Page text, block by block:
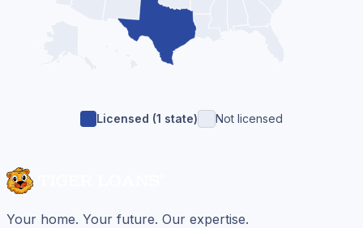
Licensed (1 state) Not licensed
Your home. Your future. Our expertise.